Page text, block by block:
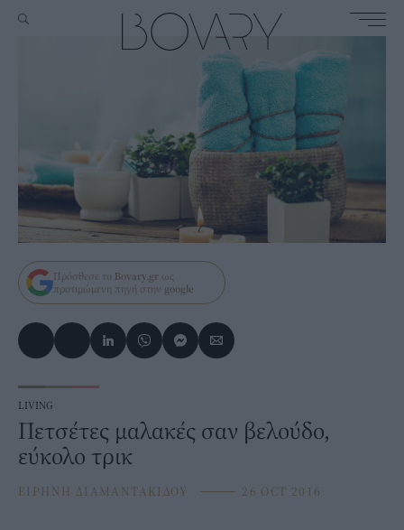
Πρόσθεσε το Bovary.gr ως
προτιμώμενη πηγή στην google
LIVING
Πετσέτες μαλακές σαν βελούδο,
εύκολο τρικ
ΕΙΡΗΝΗ ΔΙΑΜΑΝΤΑΚΙΔΟΥ ⸻ 26 OCT 2016